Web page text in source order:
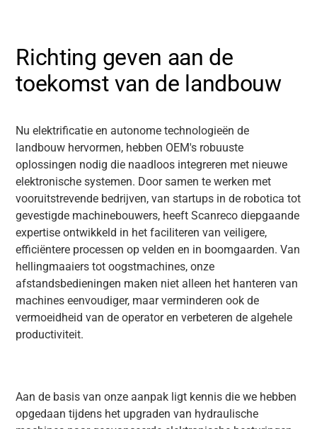
Richting geven aan de
toekomst van de landbouw
Nu elektrificatie en autonome technologieën de
landbouw hervormen, hebben OEM's robuuste
oplossingen nodig die naadloos integreren met nieuwe
elektronische systemen. Door samen te werken met
vooruitstrevende bedrijven, van startups in de robotica tot
gevestigde machinebouwers, heeft Scanreco diepgaande
expertise ontwikkeld in het faciliteren van veiligere,
efficiëntere processen op velden en in boomgaarden. Van
hellingmaaiers tot oogstmachines, onze
afstandsbedieningen maken niet alleen het hanteren van
machines eenvoudiger, maar verminderen ook de
vermoeidheid van de operator en verbeteren de algehele
productiviteit.
Aan de basis van onze aanpak ligt kennis die we hebben
opgedaan tijdens het upgraden van hydraulische